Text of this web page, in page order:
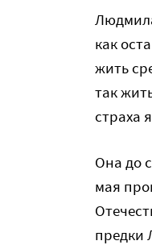
как
жить
так
страха
Она до
мая
предки